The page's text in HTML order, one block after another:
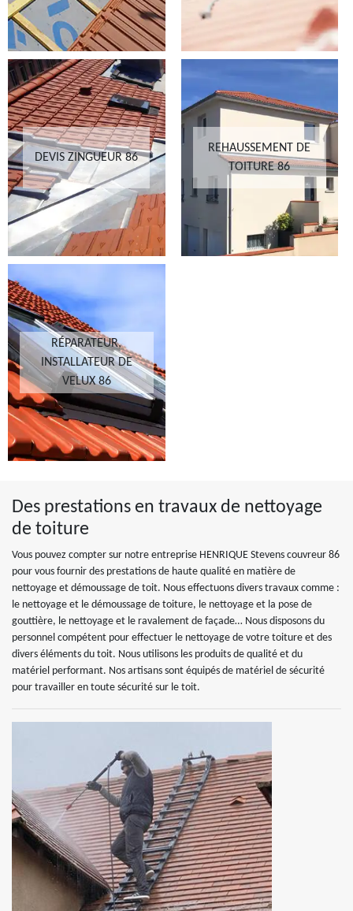
DEVIS ZINGUEUR 86
REHAUSSEMENT DE
TOITURE 86
RÉPARATEUR,
INSTALLATEUR DE
VELUX 86
Des prestations en travaux de nettoyage
de toiture
Vous pouvez compter sur notre entreprise HENRIQUE Stevens couvreur 86
pour vous fournir des prestations de haute qualité en matière de
nettoyage et démoussage de toit. Nous effectuons divers travaux comme :
le nettoyage et le démoussage de toiture, le nettoyage et la pose de
gouttière, le nettoyage et le ravalement de façade… Nous disposons du
personnel compétent pour effectuer le nettoyage de votre toiture et des
divers éléments du toit. Nous utilisons les produits de qualité et du
matériel performant. Nos artisans sont équipés de matériel de sécurité
pour travailler en toute sécurité sur le toit.